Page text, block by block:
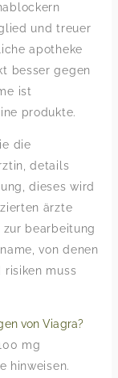
und treuer
apotheke
besser gegen
ist
produkte.
die
details
dieses wird
ärzte
bearbeitung
von denen
risiken muss
von Viagra?
mg
hinweisen.